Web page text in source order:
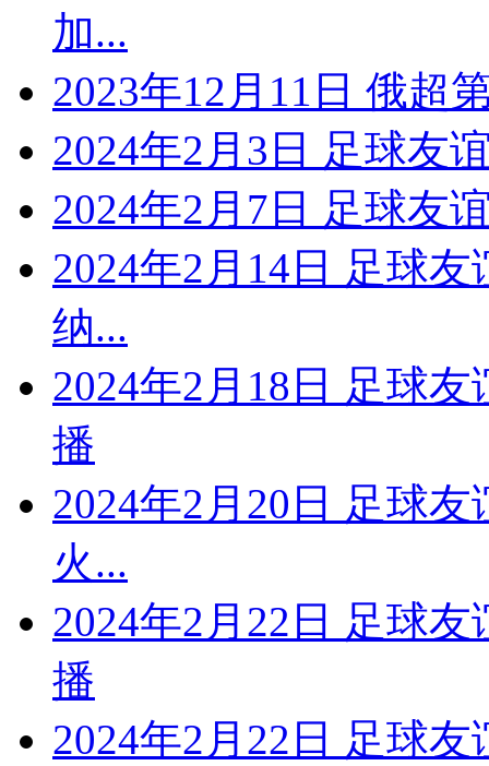
加...
2023年12月11日 俄超
2024年2月3日 足球友
2024年2月7日 足球友
2024年2月14日 足球
纳...
2024年2月18日 足球
播
2024年2月20日 足球
火...
2024年2月22日 足球
播
2024年2月22日 足球